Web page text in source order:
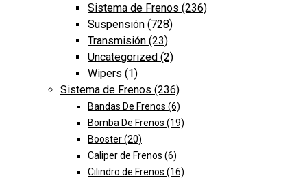
Sistema de Frenos (236)
Suspensión (728)
Transmisión (23)
Uncategorized (2)
Wipers (1)
Sistema de Frenos (236)
Bandas De Frenos (6)
Bomba De Frenos (19)
Booster(20)
Caliper de Frenos (6)
Cilindro de Frenos (16)